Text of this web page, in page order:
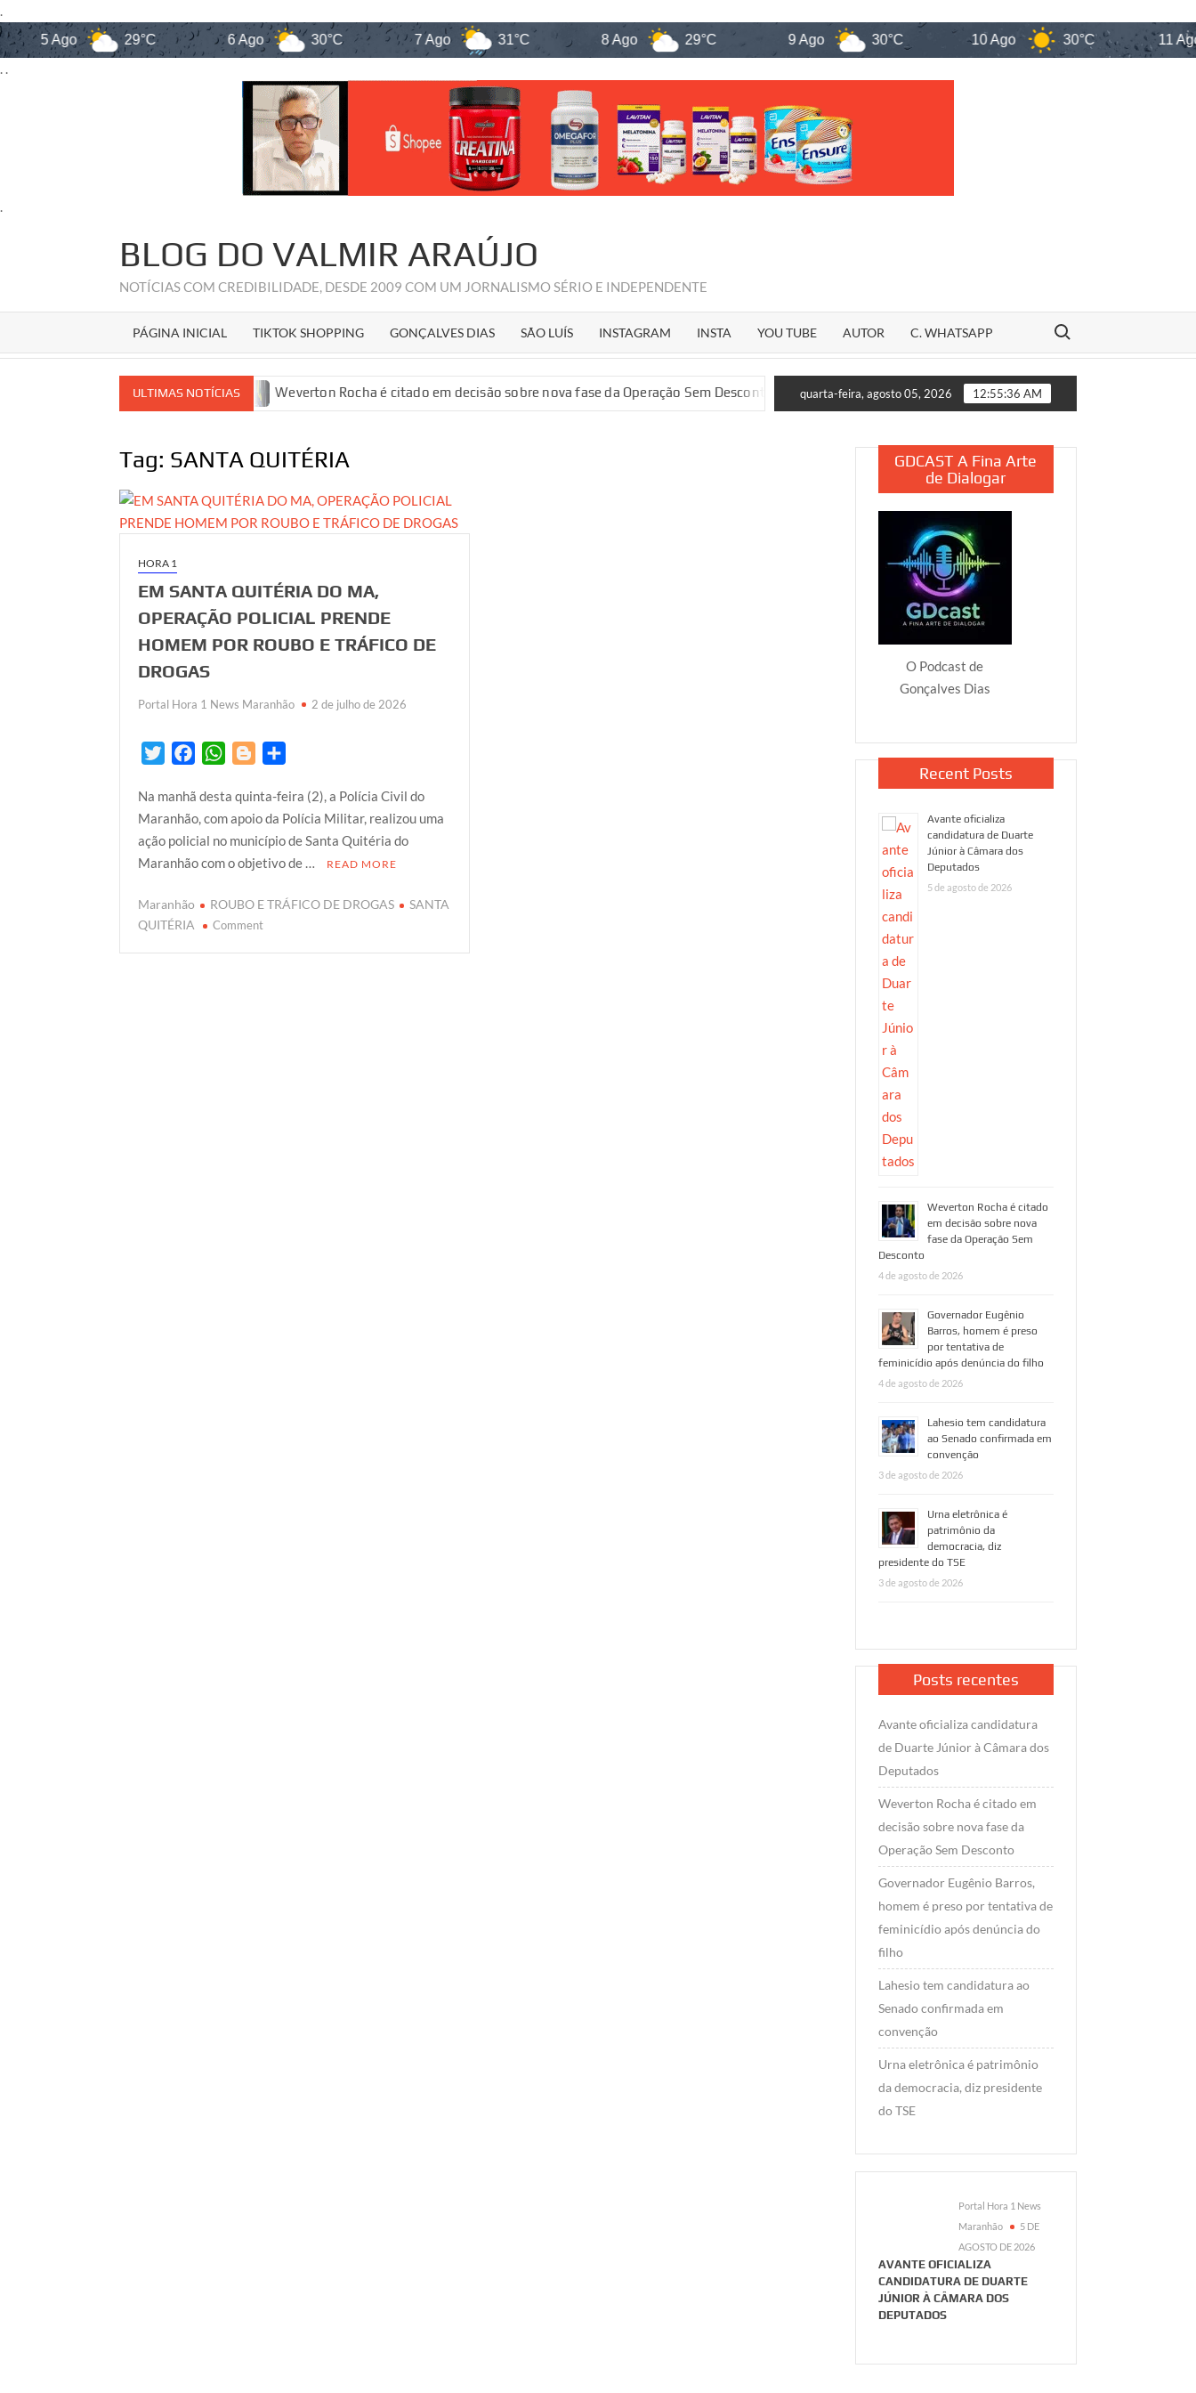
.
5 Ago 29°C 6 Ago 30°C 7 Ago 31°C 8 Ago 29°C 9 Ago 30°C 10 Ago 30°C 11 Ago
. .
.
BLOG DO VALMIR ARAÚJO
NOTÍCIAS COM CREDIBILIDADE, DESDE 2009 COM UM JORNALISMO SÉRIO E INDEPENDENTE
PÁGINA INICIAL TIKTOK SHOPPING GONÇALVES DIAS SÃO LUÍS INSTAGRAM INSTA YOU TUBE AUTOR C. WHATSAPP
Search for:
ULTIMAS NOTÍCIAS
à Câmara dos Deputados Weverton Rocha é citado em decisão sobre nova fase da Operação Sem Desconto Governador Eugênio Barros, homem é preso por tentativa de
quarta-feira, agosto 05, 2026 12:55:37 AM
Tag: SANTA QUITÉRIA
HORA 1
EM SANTA QUITÉRIA DO MA,
OPERAÇÃO POLICIAL PRENDE
HOMEM POR ROUBO E TRÁFICO DE
DROGAS
Portal Hora 1 News Maranhão 2 de julho de 2026
i
t
t
e
c
e
b
o
W
a
t
s
A
p
o
g
g
e
a
r
e
Na manhã desta quinta-feira (2), a Polícia Civil do
Maranhão, com apoio da Polícia Militar, realizou uma
ação policial no município de Santa Quitéria do
Maranhão com o objetivo de …
READ MORE
Maranhão ROUBO E TRÁFICO DE DROGAS
SANTA
QUITÉRIA
Commenton
GDCAST A Fina Arte
de Dialogar
O Podcast de
Gonçalves Dias
Recent Posts
Avante oficializa
candidatura de Duarte
Júnior à Câmara dos
Deputados
5 de agosto de 2026
Weverton Rocha é citado
em decisão sobre nova
fase da Operação Sem
Desconto
4 de agosto de 2026
Governador Eugênio
Barros, homem é preso
por tentativa de
feminicídio após denúncia do filho
4 de agosto de 2026
Lahesio tem candidatura
ao Senado confirmada em
convenção
3 de agosto de 2026
Urna eletrônica é
patrimônio da
democracia, diz
presidente do TSE
3 de agosto de 2026
Posts recentes
Avante oficializa candidatura
de Duarte Júnior à Câmara dos
Deputados
Weverton Rocha é citado em
decisão sobre nova fase da
Operação Sem Desconto
Governador Eugênio Barros,
homem é preso por tentativa de
feminicídio após denúncia do
filho
Lahesio tem candidatura ao
Senado confirmada em
convenção
Urna eletrônica é patrimônio
da democracia, diz presidente
do TSE
Portal Hora 1 News
Maranhão
5 DE
AGOSTO DE 2026
AVANTE OFICIALIZA
CANDIDATURA DE DUARTE
JÚNIOR À CÂMARA DOS
DEPUTADOS